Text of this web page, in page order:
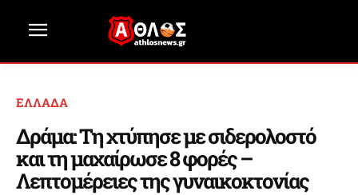
ΕΛΛΑΔΑ
Δράμα: Τη χτύπησε με σιδερολοστό
και τη μαχαίρωσε 8 φορές –
Λεπτομέρειες της γυναικοκτονίας